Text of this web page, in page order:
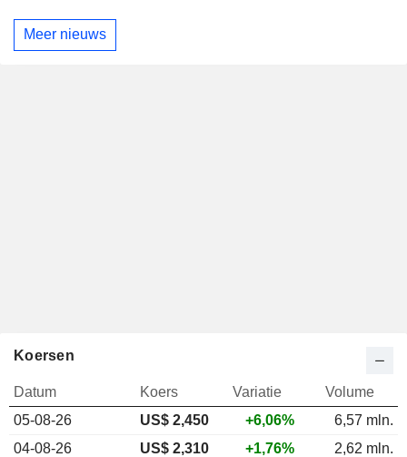
Meer nieuws
Koersen
Datum Koers Variatie
Volume
05-08-26
US$ 2,450 +6,06%
6,57 mln.
04-08-26
US$ 2,310 +1,76%
2,62 mln.